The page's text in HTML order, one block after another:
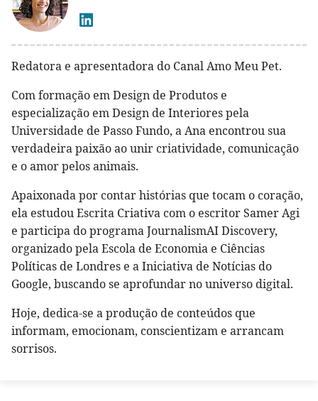
Redatora e apresentadora do Canal Amo Meu Pet.
Com formação em Design de Produtos e
especialização em Design de Interiores pela
Universidade de Passo Fundo, a Ana encontrou sua
verdadeira paixão ao unir criatividade, comunicação
e o amor pelos animais.
Apaixonada por contar histórias que tocam o coração,
ela estudou Escrita Criativa com o escritor Samer Agi
e participa do programa JournalismAI Discovery,
organizado pela Escola de Economia e Ciências
Políticas de Londres e a Iniciativa de Notícias do
Google, buscando se aprofundar no universo digital.
Hoje, dedica-se a produção de conteúdos que
informam, emocionam, conscientizam e arrancam
sorrisos.